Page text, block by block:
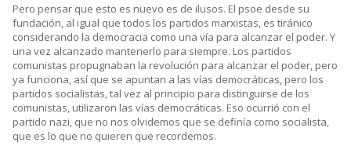
Pero pensar que esto es nuevo es de ilusos. El psoe desde su
fundación, al igual que todos los partidos marxistas, es tiránico
considerando la democracia como una vía para alcanzar el poder. Y
una vez alcanzado mantenerlo para siempre. Los partidos
comunistas propugnaban la revolución para alcanzar el poder, pero
ya funciona, así que se apuntan a las vías democráticas, pero los
partidos socialistas, tal vez al principio para distinguirse de los
comunistas, utilizaron las vías democráticas. Eso ocurrió con el
partido nazi, que no nos olvidemos que se definía como socialista,
que es lo que no quieren que recordemos.